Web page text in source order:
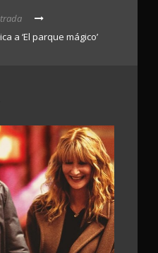
a ‘El parque mágico’